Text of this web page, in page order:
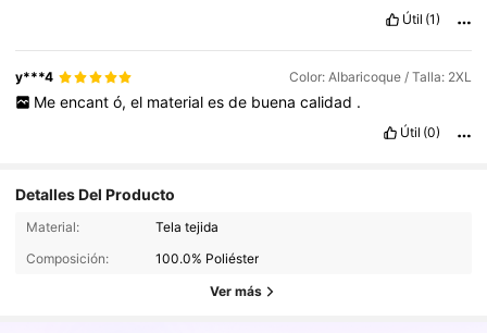
Útil (1)
y***4 Color: Albaricoque / Talla: 2XL
Me encant ó, el material es de buena calidad .
Útil (0)
Detalles Del Producto
Material:
Tela tejida
Composición:
100.0% Poliéster
Ver más
149K Seguidores
149K Seguidores